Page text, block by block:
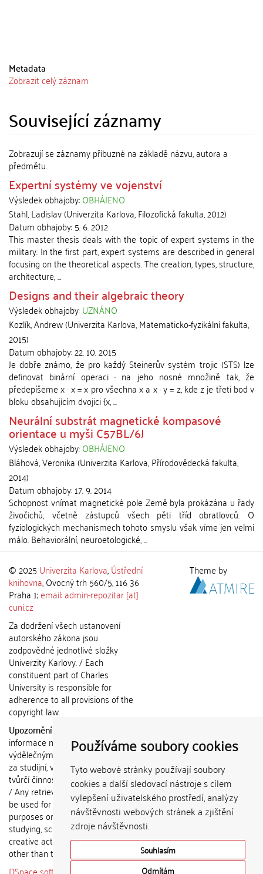
Používáme soubory cookies
Tyto webové stránky používají soubory
cookies a další sledovací nástroje s cílem
vylepšení uživatelského prostředí, analýzy
návštěvnosti webových stránek a zjištění
zdroje návštěvnosti.
Souhlasím
Odmítám
Metadata
Zobrazit celý záznam
Související záznamy
Zobrazují se záznamy příbuzné na základě názvu, autora a
předmětu.
Expertní systémy ve vojenství
Výsledek obhajoby:OBHÁJENO
Stahl, Ladislav(Univerzita Karlova, Filozofická fakulta,2012)
Datum obhajoby:5. 6. 2012
This master thesis deals with the topic of expert systems in the
military. In the first part, expert systems are described in general
focusing on the theoretical aspects. The creation, types, structure,
architecture, ...
Designs and their algebraic theory
Výsledek obhajoby:UZNÁNO
Kozlík, Andrew(Univerzita Karlova, Matematicko-fyzikální fakulta,
2015)
Datum obhajoby:22. 10. 2015
Je dobře známo, že pro každý Steinerův systém trojic (STS) lze
definovat binární operaci · na jeho nosné množině tak, že
předepíšeme x · x = x pro všechna x a x · y = z, kde z je třetí bod v
bloku obsahujícím dvojici {x, ...
Neurální substrát magnetické kompasové
orientace u myši C57BL/6J
Výsledek obhajoby:OBHÁJENO
Bláhová, Veronika(Univerzita Karlova, Přírodovědecká fakulta,
2014)
Datum obhajoby:17. 9. 2014
Schopnost vnímat magnetické pole Země byla prokázána u řady
živočichů, včetně zástupců všech pěti tříd obratlovců. O
fyziologických mechanismech tohoto smyslu však víme jen velmi
málo. Behaviorální, neuroetologické, ...
© 2025 Univerzita Karlova,Ústřední
knihovna, Ovocný trh 560/5, 116 36
Praha 1;email: admin-repozitar [at]
cuni.cz
Za dodržení všech ustanovení
autorského zákona jsou
zodpovědné jednotlivé složky
Univerzity Karlovy. / Each
constituent part of Charles
University is responsible for
adherence to all provisions of the
copyright law.
Upozornění / Notice:
informace nemohou být použity k
výdělečným účelům nebo vydávány
za studijní, vědeckou nebo jinou
tvůrčí činnost jiné osoby než autora.
/ Any retrieved information shall not
be used for any commercial
purposes or claimed as results of
studying, scientific or any other
creative activities of any person
other than the author.
Theme by